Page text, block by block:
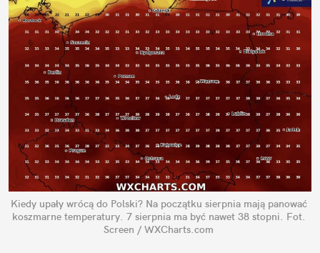
Kiedy upały wrócą do Polski? Na początku sierpnia mają panować
koszmarne temperatury. 7 sierpnia ma być nawet 38 stopni. Fot.
Screen / WXCharts.com